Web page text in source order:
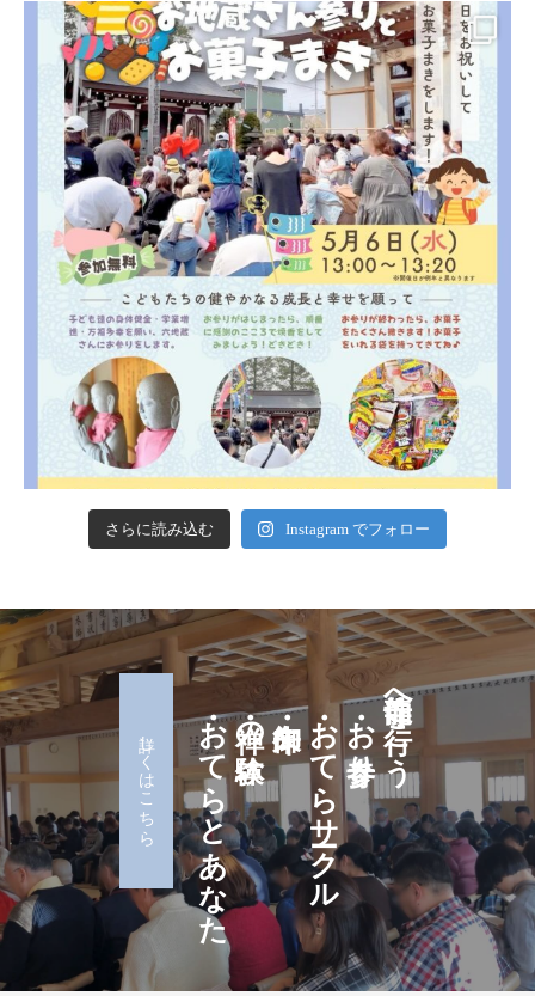
さらに読み込む Instagram でフォロー
龍仙寺へ行こう
・お寺参り
・おてらサークル
・御朱印
・禅の体験
・おてらとあなた
詳しくはこちら